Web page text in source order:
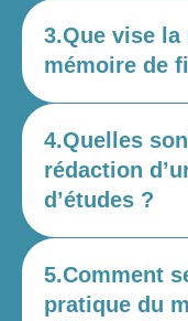
3.Que vise
mémoire de
4.Quelles
rédaction
d’études ?
5.Comment
pratique du